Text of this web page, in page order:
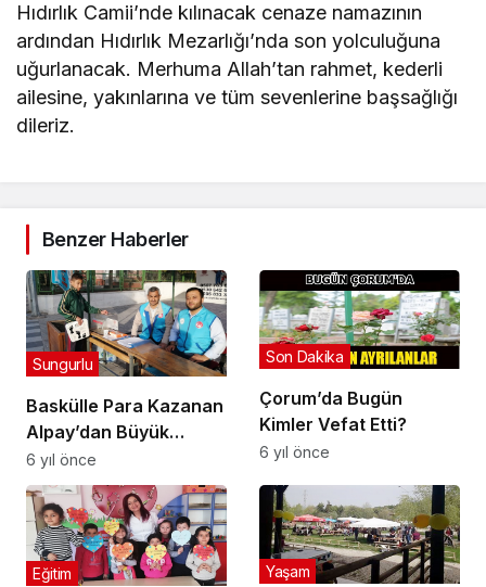
Hıdırlık Camii’nde kılınacak cenaze namazının
ardından Hıdırlık Mezarlığı’nda son yolculuğuna
uğurlanacak. Merhuma Allah’tan rahmet, kederli
ailesine, yakınlarına ve tüm sevenlerine başsağlığı
dileriz.
Benzer Haberler
Baskülle Para Kazanan
Alpay’dan Büyük
Davranış
Sungurlu
6 yıl önce
Çorum’da Bugün
Kimler Vefat Etti?
Son Dakika
6 yıl önce
Eğitim Yaşam